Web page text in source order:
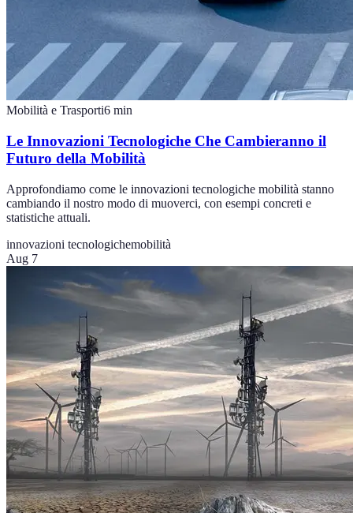
Mobilità e Trasporti6 min
Le Innovazioni Tecnologiche Che Cambieranno il
Futuro della Mobilità
Approfondiamo come le innovazioni tecnologiche mobilità stanno
cambiando il nostro modo di muoverci, con esempi concreti e
statistiche attuali.
innovazioni tecnologichemobilità
Aug 7